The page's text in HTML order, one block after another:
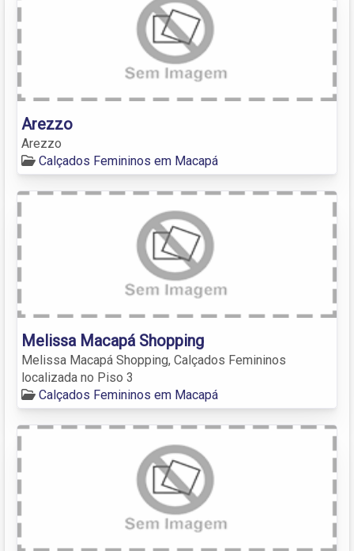
Arezzo
Arezzo
Calçados Femininos em Macapá
Melissa Macapá Shopping
Melissa Macapá Shopping, Calçados Femininos
localizada no Piso 3
Calçados Femininos em Macapá